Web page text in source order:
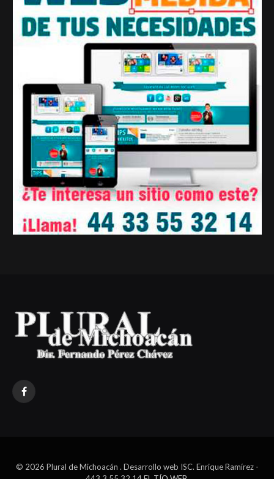
Facebook
© 2026 Plural de Michoacán . Desarrollo web ISC. Enrique Ramírez -